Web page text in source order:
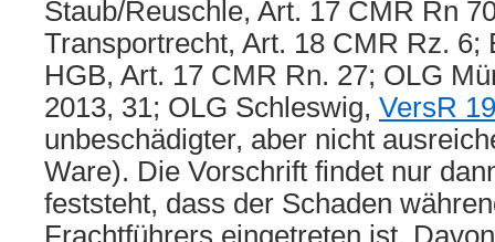
Staub/Reuschle, Art. 17 CMR Rn
Transportrecht, Art. 18 CMR Rz. 6;
HGB, Art. 17 CMR Rn. 27; OLG
2013, 31; OLG Schleswig, VersR
unbeschädigter, aber nicht
Ware). Die Vorschrift findet nur
feststeht, dass der Schaden
Frachtführers eingetreten ist.